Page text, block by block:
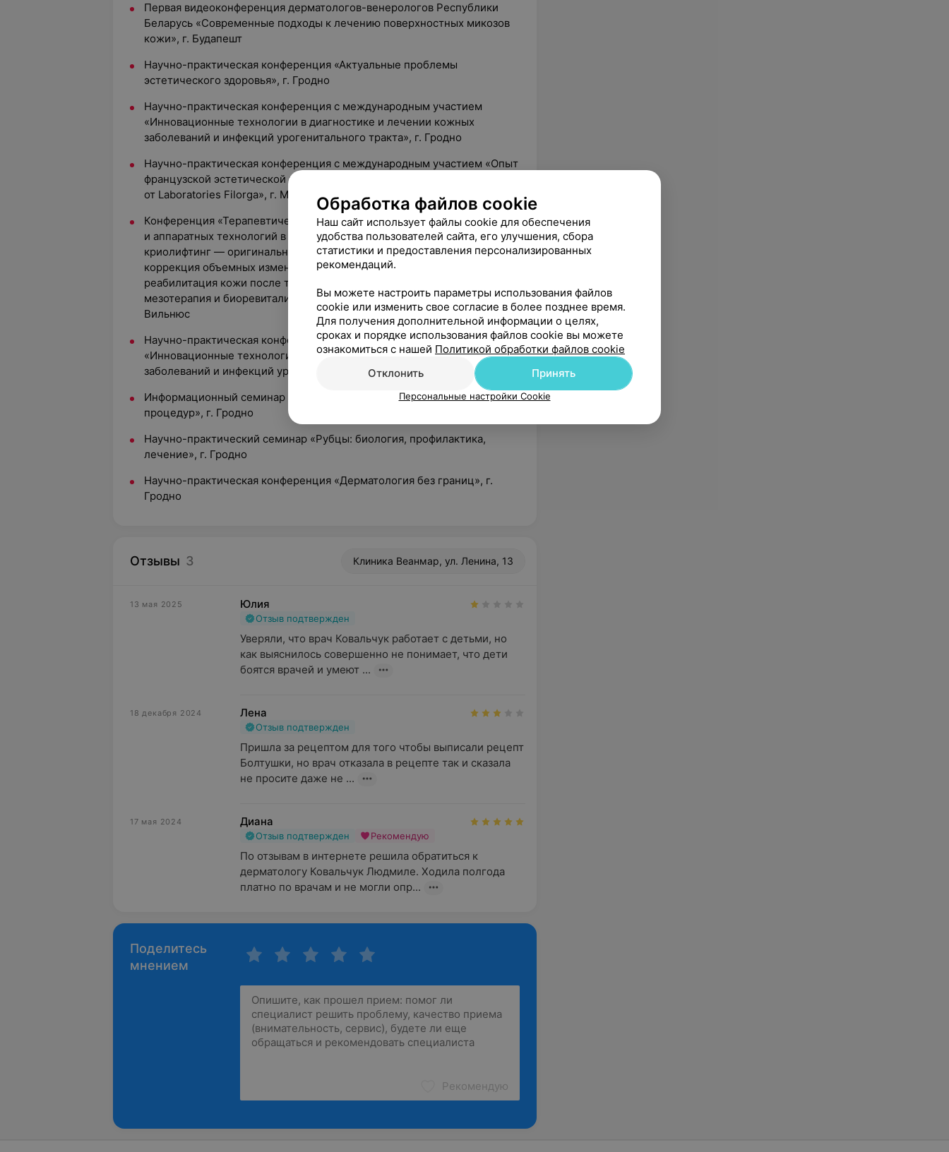
Первая видеоконференция дерматологов-венерологов Республики
Беларусь «Современные подходы к лечению поверхностных микозов
кожи», г. Будапешт
Научно-практическая конференция «Актуальные проблемы
эстетического здоровья», г. Гродно
Научно-практическая конференция с международным участием
«Инновационные технологии в диагностике и лечении кожных
заболеваний и инфекций урогенитального тракта», г. Гродно
Научно-практическая конференция с международным участием «Опыт
французской эстетической медицины. Комплексная Anti – Age терапия
от Laboratories Filorga», г. Минск
Конференция «Терапевтические возможности современных инъекций
и аппаратных технологий в эстетической и антивозрастной медицине:
криолифтинг — оригинальная, комбинированная и неинвазивная
коррекция объемных изменений кожи; оптимизация мезотерапии и
реабилитация кожи после травматичных эстетических процедур;
мезотерапия и биоревитализация для лечения старения кожи», г.
Вильнюс
Научно-практическая конференция с международным участием
«Инновационные технологии в диагностике и лечении кожных
заболеваний и инфекций урогенитального тракта», г. Гродно
Информационный семинар «Коррекция осложнений после пилинговых
процедур», г. Гродно
Научно-практический семинар «Рубцы: биология, профилактика,
лечение», г. Гродно
Научно-практическая конференция «Дерматология без границ», г.
Гродно
Отзывы 3 Клиника Веанмар, ул. Ленина, 13
13 мая 2025 Юлия
Отзыв подтвержден
Уверяли, что врач Ковальчук работает с детьми, но
как выяснилось совершенно не понимает, что дети
боятся врачей и умеют ...
18 декабря 2024 Лена
Отзыв подтвержден
Пришла за рецептом для того чтобы выписали рецепт
Болтушки, но врач отказала в рецепте так и сказала
не просите даже не ...
17 мая 2024 Диана
Отзыв подтвержден Рекомендую
По отзывам в интернете решила обратиться к
дерматологу Ковальчук Людмиле. Ходила полгода
платно по врачам и не могли опр...
Поделитесь
мнением
Рекомендую
Обработка файлов cookie
Наш сайт использует файлы cookie для обеспечения
удобства пользователей сайта, его улучшения, сбора
статистики и предоставления персонализированных
рекомендаций.
Вы можете настроить параметры использования файлов
cookie или изменить свое согласие в более позднее время.
Для получения дополнительной информации о целях,
сроках и порядке использования файлов cookie вы можете
ознакомиться с нашей Политикой обработки файлов cookie
Отклонить
Принять
Персональные настройки Cookie